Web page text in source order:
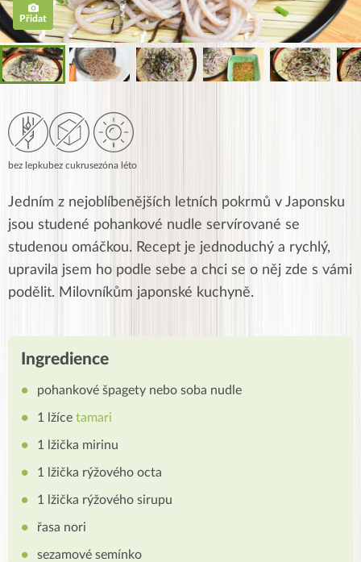
Přidat
bez lepkubez cukrusezóna léto
Jedním z nejoblíbenějších letních pokrmů v Japonsku
jsou studené pohankové nudle servírované se
studenou omáčkou. Recept je jednoduchý a rychlý,
upravila jsem ho podle sebe a chci se o něj zde s vámi
podělit. Milovníkům japonské kuchyně.
Ingredience
pohankové špagety nebo soba nudle
1 lžíce tamari
1 lžička mirinu
1 lžička rýžového octa
1 lžička rýžového sirupu
řasa nori
sezamové semínko